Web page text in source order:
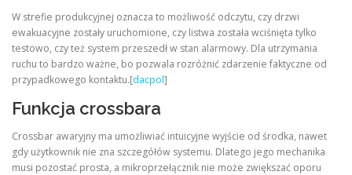
W strefie produkcyjnej oznacza to możliwość odczytu, czy drzwi
ewakuacyjne zostały uruchomione, czy listwa została wciśnięta tylko
testowo, czy też system przeszedł w stan alarmowy. Dla utrzymania
ruchu to bardzo ważne, bo pozwala rozróżnić zdarzenie faktyczne od
przypadkowego kontaktu.[dacpol]
Funkcja crossbara
Crossbar awaryjny ma umożliwiać intuicyjne wyjście od środka, nawet
gdy użytkownik nie zna szczegółów systemu. Dlatego jego mechanika
musi pozostać prosta, a mikroprzełącznik nie może zwiększać oporu